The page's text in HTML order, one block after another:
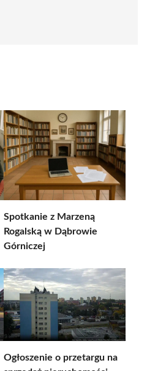
Spotkanie z Marzeną
Rogalską w Dąbrowie
Górniczej
Ogłoszenie o przetargu na